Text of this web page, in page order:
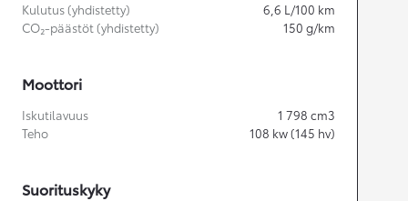
Kulutus (yhdistetty) 6,6 L/100 km
CO₂-päästöt (yhdistetty)
150 g/km
Moottori
Iskutilavuus 1 798 cm3
Teho
108 kw (145 hv)
Suorituskyky